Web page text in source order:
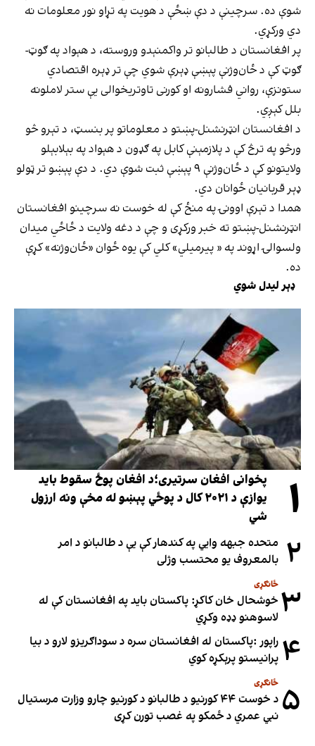
شوې ده. سرچینې د دې ښځې د هویت په تړاو نور معلومات نه
دي ورکړي.
پر افغانستان د طالبانو تر واکمنېدو وروسته، د هېواد په ګوټ-
ګوټ کې د ځان‌‌وژنې پېښې ډېرې شوي چې تر ډېره اقتصادي
ستونزې، رواني فشارونه او کورنی تاوتریخوالی یې ستر لاملونه
بلل کېږي.
د افغانستان انټرنشنل-پښتو د معلوماتو پر بنسټ، د تېرو څو
ورڅو په ترڅ کې د پلازمېنې کابل په ګډون د هېواد په بېلابېلو
ولایتونو کې د ځان‌وژنې ۹ پېښې ثبت شوې دي. د دې پېښو تر ټولو
ډېر قربانیان ځوانان دي.
همدا د تېرې اوونۍ په منځ کې له خوست نه سرچینو افغانستان
انټرنشنل-پښتو ته خبر ورکړی و چې د دغه ولایت د ځاځي میدان
ولسوالۍ اړوند په « پیرمیلي» کلي کې یوه ځوان «ځان‌وژنه» کړې
ده.
ډېر لیدل شوي
۱
پخوانی افغان سرتیری؛د افغان پوځ سقوط باید
یوازې د ۲۰۲۱ کال د پوځي پېښو له مخې ونه ارزول
شي
۲ متحده جبهه وايي په کندهار کې یې د طالبانو د امر
بالمعروف یو محتسب وژلی
۳ ځانګړی
خوشحال خان کاکړ: پاکستان بايد په افغانستان کې له
لاسوهنو ډډه وکړي
۴ راپور :پاکستان له افغانستان سره د سوداګریزو لارو د بیا
پرانیستو پرېکړه کوي
۵ ځانګړی
د خوست ۴۴ کورنیو د طالبانو د کورنیو چارو وزارت مرستیال
نبي عمري د ځمکو په غصب تورن کړی